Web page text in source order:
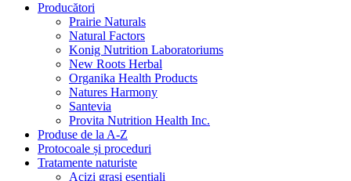
Producători
Prairie Naturals
Natural Factors
Konig Nutrition Laboratoriums
New Roots Herbal
Organika Health Products
Natures Harmony
Santevia
Provita Nutrition Health Inc.
Produse de la A-Z
Protocoale și proceduri
Tratamente naturiste
Acizi grași esențiali